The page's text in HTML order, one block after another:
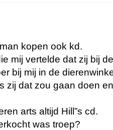
kopen ook kd.
mij vertelde dat zij bij
bij mij in de
zij dat zou gaan doen
arts altijd Hill”s cd.
was troep?